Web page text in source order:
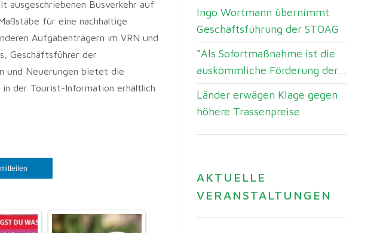
ausgeschriebenen Busverkehr auf
für eine nachhaltige
Aufgabenträgern im VRN und
Geschäftsführer der
und Neuerungen bietet die
in der Tourist-Information erhältlich
mitteilen
Ingo Wortmann übernimmt
Geschäftsführung der STOAG
“Als Sofortmaßnahme ist die
auskömmliche Förderung der...
Länder erwägen Klage gegen
höhere Trassenpreise
AKTUELLE
VERANSTALTUNGEN